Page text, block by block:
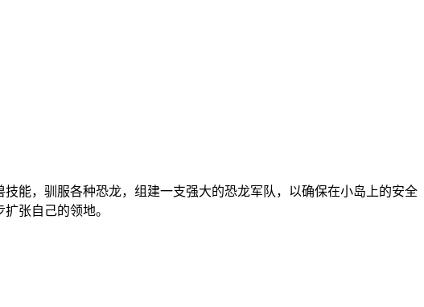
能，驯服各种恐龙，组建一支强大的恐龙军队，以确保在小岛上的安全
张自己的领地。